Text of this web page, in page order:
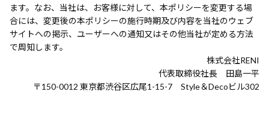
ます。なお、当社は、お客様に対して、本ポリシーを変更する場
合には、変更後の本ポリシーの施行時期及び内容を当社のウェブ
サイトへの掲示、ユーザーへの通知又はその他当社が定める方法
で周知します。
株式会社RENI
代表取締役社長 田島一平
〒150-0012 東京都渋谷区広尾1-15-7 Style＆Decoビル302